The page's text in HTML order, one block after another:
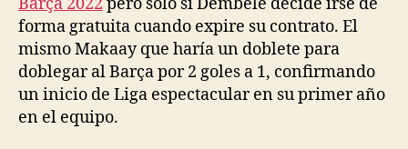
Barça 2022 pero solo si Dembele decide irse de
forma gratuita cuando expire su contrato. El
mismo Makaay que haría un doblete para
doblegar al Barça por 2 goles a 1, confirmando
un inicio de Liga espectacular en su primer año
en el equipo.